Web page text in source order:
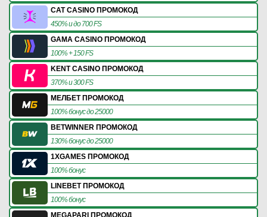
CAT CASINO ПРОМОКОД
450% и до 700 FS
GAMA CASINO ПРОМОКОД
100% + 150 FS
KENT CASINO ПРОМОКОД
370% и 300 FS
МЕЛБЕТ ПРОМОКОД
100% бонус до 25000
BETWINNER ПРОМОКОД
130% бонус до 25000
1XGAMES ПРОМОКОД
100% бонус
LINEBET ПРОМОКОД
100% бонус
MEGAPARI ПРОМОКОД